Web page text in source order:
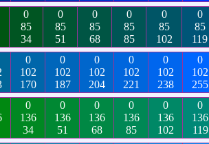
0
85
34
0
85
51
0
85
68
0
85
85
0
85
102
0
85
119
0
102
170
0
102
187
0
102
204
0
102
221
0
102
238
0
102
255
0
136
34
0
136
51
0
136
68
0
136
85
0
136
102
0
136
119